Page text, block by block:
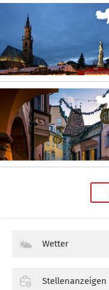
Wetter
Stellenanzeigen